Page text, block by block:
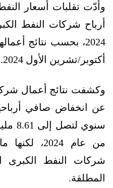
وأدّت تقلبات أسعار
أرباح شركات النفط
2024، بحسب نتائج
أكتوبر/تشرين الأول 2024.
وكشفت نتائج أعمال
من عام
شركات النفط الكبرى
المطلقة.